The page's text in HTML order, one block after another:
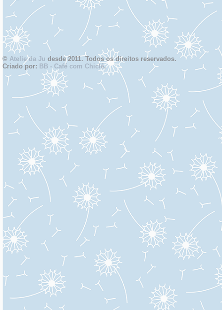
© Atelie da Ju desde 2011. Todos os direitos reservados.
Criado por: BB - Café com Chiclé.